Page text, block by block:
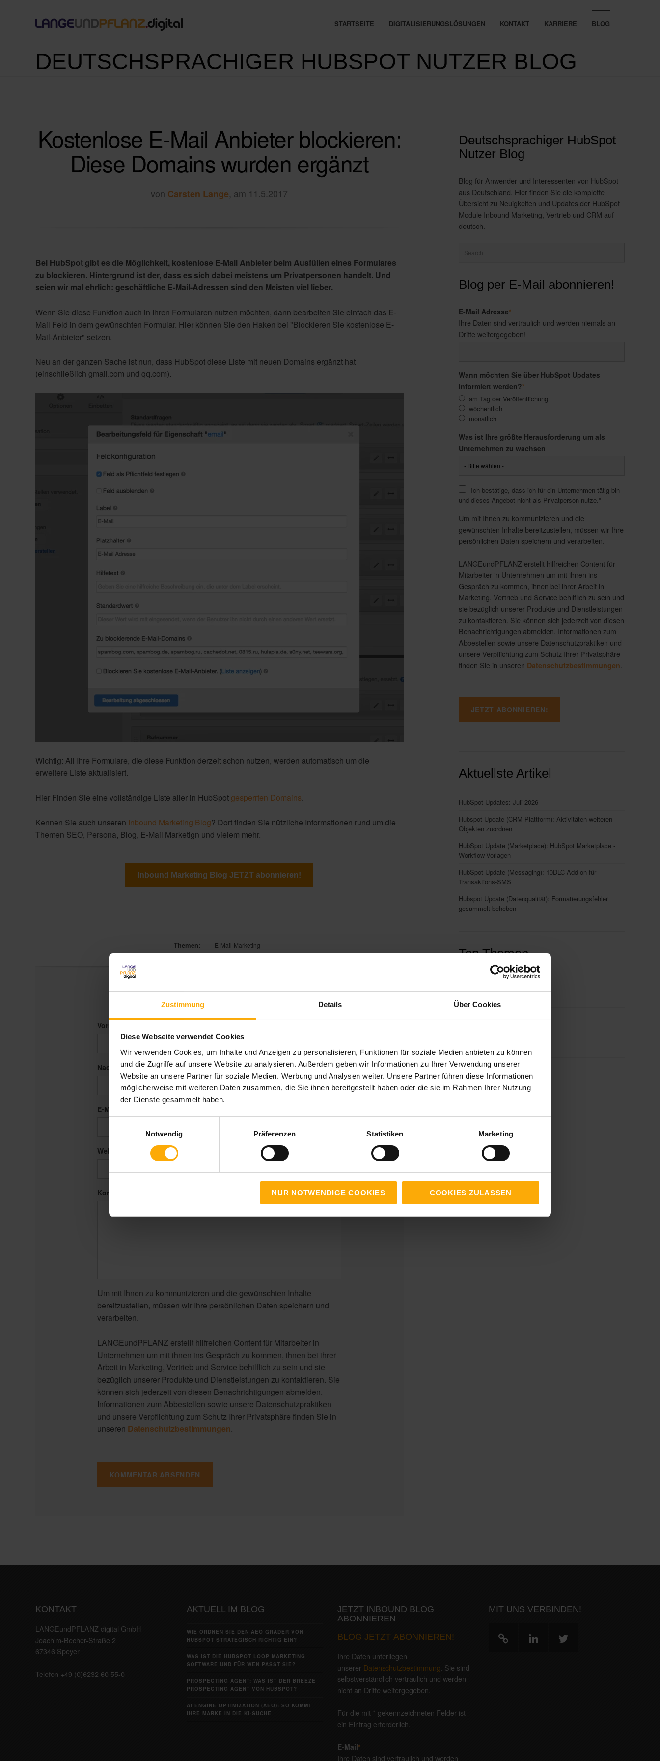
Zustimmung Details Über Cookies
Diese Webseite verwendet Cookies
Wir verwenden Cookies, um Inhalte und Anzeigen zu personalisieren, Funktionen für soziale Medien anbieten zu können
und die Zugriffe auf unsere Website zu analysieren. Außerdem geben wir Informationen zu Ihrer Verwendung unserer
Website an unsere Partner für soziale Medien, Werbung und Analysen weiter. Unsere Partner führen diese Informationen
möglicherweise mit weiteren Daten zusammen, die Sie ihnen bereitgestellt haben oder die sie im Rahmen Ihrer Nutzung
der Dienste gesammelt haben.
Notwendig
Präferenzen Statistiken Marketing
NUR NOTWENDIGE COOKIES COOKIES ZULASSEN
STARTSEITE DIGITALISIERUNGSLÖSUNGEN KONTAKT KARRIERE BLOG
DEUTSCHSPRACHIGER HUBSPOT NUTZER BLOG
Kostenlose E-Mail Anbieter blockieren:
Diese Domains wurden ergänzt
von Carsten Lange, am 11.5.2017
Bei HubSpot gibt es die Möglichkeit, kostenlose E-Mail Anbieter beim Ausfüllen eines Formulares
zu blockieren. Hintergrund ist der, dass es sich dabei meistens um Privatpersonen handelt. Und
seien wir mal ehrlich: geschäftliche E-Mail-Adressen sind den Meisten viel lieber.
Wenn Sie diese Funktion auch in Ihren Formularen nutzen möchten, dann bearbeiten Sie einfach das E-
Mail Feld in dem gewünschten Formular. Hier können Sie den Haken bei "Blockieren Sie kostenlose E-
Mail-Anbieter" setzen.
Neu an der ganzen Sache ist nun, dass HubSpot diese Liste mit neuen Domains ergänzt hat
(einschließlich gmail.com und qq.com).
Wichtig: All Ihre Formulare, die diese Funktion derzeit schon nutzen, werden automatisch um die
erweitere Liste aktualisiert.
Hier Finden Sie eine vollständige Liste aller in HubSpotgesperrten Domains.
Kennen Sie auch unseren Inbound Marketing Blog? Dort finden Sie nützliche Informationen rund um die
Themen SEO, Persona, Blog, E-Mail Marketign und vielem mehr.
Inbound Marketing Blog JETZT abonnieren!
Themen: E-Mail-Marketing
Vorname
Nachname
E-Mail
Website
Kommentar
Um mit Ihnen zu kommunizieren und die gewünschten Inhalte
bereitzustellen, müssen wir Ihre persönlichen Daten speichern und
verarbeiten.
LANGEundPFLANZ erstellt hilfreichen Content für Mitarbeiter in
Unternehmen um mit ihnen ins Gespräch zu kommen, ihnen bei ihrer
Arbeit in Marketing, Vertrieb und Service behilflich zu sein und sie
bezüglich unserer Produkte und Dienstleistungen zu kontaktieren. Sie
können sich jederzeit von diesen Benachrichtigungen abmelden.
Informationen zum Abbestellen sowie unsere Datenschutzpraktiken
und unsere Verpflichtung zum Schutz Ihrer Privatsphäre finden Sie in
unseren Datenschutzbestimmungen.
Deutschsprachiger HubSpot
Nutzer Blog
Blog für Anwender und Interessenten von HubSpot
aus Deutschland. Hier finden Sie die komplette
Übersicht zu Neuigkeiten und Updates der HubSpot
Module Inbound Marketing, Vertrieb und CRM auf
deutsch.
Blog per E-Mail abonnieren!
E-Mail Adresse*
Ihre Daten sind vertraulich und werden niemals an
Dritte weitergegeben!
Wann möchten Sie über HubSpot Updates
informiert werden?*
am Tag der Veröffentlichung
wöchentlich
monatlich
Was ist Ihre größte Herausforderung um als
Unternehmen zu wachsen
Ich bestätige, dass ich für ein Unternehmen tätig bin
und dieses Angebot nicht als Privatperson nutze. *
Um mit Ihnen zu kommunizieren und die
gewünschten Inhalte bereitzustellen, müssen wir Ihre
persönlichen Daten speichern und verarbeiten.
LANGEundPFLANZ erstellt hilfreichen Content für
Mitarbeiter in Unternehmen um mit ihnen ins
Gespräch zu kommen, ihnen bei ihrer Arbeit in
Marketing, Vertrieb und Service behilflich zu sein und
sie bezüglich unserer Produkte und Dienstleistungen
zu kontaktieren. Sie können sich jederzeit von diesen
Benachrichtigungen abmelden. Informationen zum
Abbestellen sowie unsere Datenschutzpraktiken und
unsere Verpflichtung zum Schutz Ihrer Privatsphäre
finden Sie in unseren Datenschutzbestimmungen
Aktuellste Artikel
HubSpot Updates: Juli 2026
Hubspot Update (CRM-Plattform): Aktivitäten weiteren
Objekten zuordnen
HubSpot Update (Marketplace): HubSpot Marketplace -
Workflow-Vorlagen
HubSpot Update (Messaging): 10DLC-Add-on für
Transaktions-SMS
Hubspot Update (Datenqualität): Formatierungsfehler
gesammelt beheben
Top Themen
Workflows(35)
alle ansehen
KONTAKT
LANGEundPFLANZ digital GmbH
Joachim-Becher-Straße 2
67346 Speyer
Telefon +49 (0)6232 60 55-0
AKTUELL IM BLOG
WIE ORDNEN SIE DEN AEO GRADER VON
HUBSPOT STRATEGISCH RICHTIG EIN?
WAS IST DIE HUBSPOT LOOP MARKETING
SOFTWARE UND FÜR WEN PASST SIE?
PROSPECTING AGENT: WAS IST DER BREEZE
PROSPECTING AGENT VON HUBSPOT?
AI ENGINE OPTIMIZATION (AEO): SO KOMMT
IHRE MARKE IN DIE KI-SUCHE
JETZT INBOUND BLOG
ABONNIEREN
BLOG JETZT ABONNIEREN!
Ihre Daten unterliegen
unserer Datenschutzbestimmung . Sie sind
selbstverständlich vertraulich und werden
nicht an Dritte weitergegeben.
Für die mit * gekennzeichneten Felder ist
ein Eintrag erforderlich.
E-Mail*
Ihre Daten sind vertraulich und werden
MIT UNS VERBINDEN!